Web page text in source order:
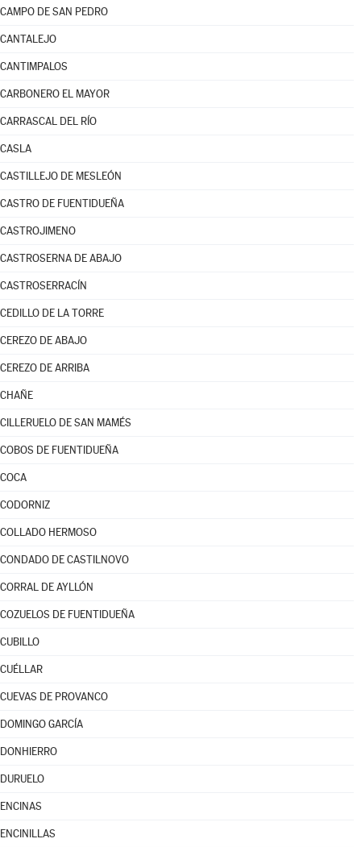
CAMPO DE SAN PEDRO
CANTALEJO
CANTIMPALOS
CARBONERO EL MAYOR
CARRASCAL DEL RÍO
CASLA
CASTILLEJO DE MESLEÓN
CASTRO DE FUENTIDUEÑA
CASTROJIMENO
CASTROSERNA DE ABAJO
CASTROSERRACÍN
CEDILLO DE LA TORRE
CEREZO DE ABAJO
CEREZO DE ARRIBA
CHAÑE
CILLERUELO DE SAN MAMÉS
COBOS DE FUENTIDUEÑA
COCA
CODORNIZ
COLLADO HERMOSO
CONDADO DE CASTILNOVO
CORRAL DE AYLLÓN
COZUELOS DE FUENTIDUEÑA
CUBILLO
CUÉLLAR
CUEVAS DE PROVANCO
DOMINGO GARCÍA
DONHIERRO
DURUELO
ENCINAS
ENCINILLAS